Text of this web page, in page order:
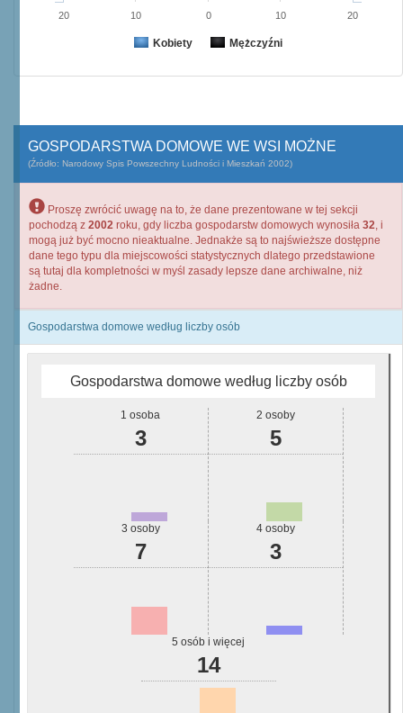
Kobiety Mężczyźni
20 10 0 10 20
GOSPODARSTWA DOMOWE WE WSI MOŻNE
(Źródło: Narodowy Spis Powszechny Ludności i Mieszkań 2002)
Proszę zwrócić uwagę na to, że dane prezentowane w tej sekcji
pochodzą z 2002 roku, gdy liczba gospodarstw domowych wynosiła 32, i
mogą już być mocno nieaktualne. Jednakże są to najświeższe dostępne
dane tego typu dla miejscowości statystycznych dlatego przedstawione
są tutaj dla kompletności w myśl zasady lepsze dane archiwalne, niż
żadne.
Gospodarstwa domowe według liczby osób
Gospodarstwa domowe według liczby osób
1 osoba
3
2 osoby
5
3 osoby
7
4 osoby
3
5 osób i więcej
14